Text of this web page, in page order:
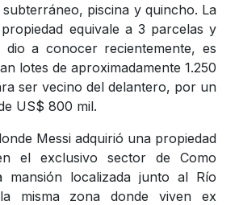
piscina y quincho. La
equivale a 3 parcelas y
a conocer recientemente, es
lotes de aproximadamente 1.250
ser vecino del delantero, por un
US$ 800 mil.
Messi adquirió una propiedad
el exclusivo sector de Como
mansión localizada junto al Río
misma zona donde viven ex